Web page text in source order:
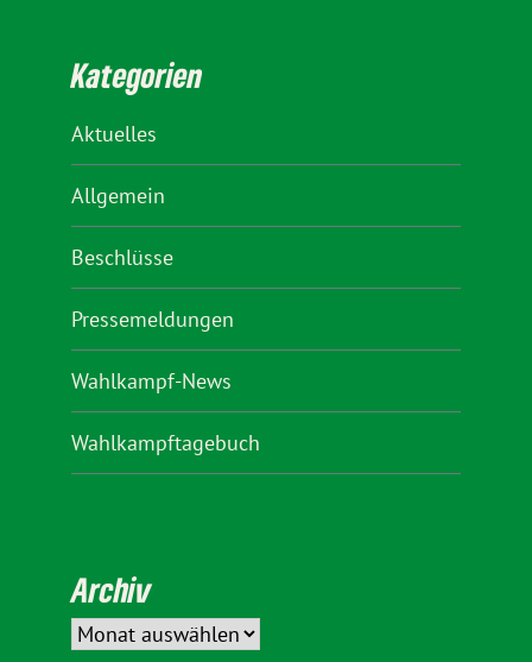
Kategorien
Aktuelles
Allgemein
Beschlüsse
Pressemeldungen
Wahlkampf-News
Wahlkampftagebuch
Archiv